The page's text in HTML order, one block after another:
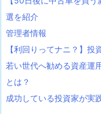
選を紹介
管理者情報
【利回りってナニ？】
若い世代へ勧める資産運
とは？
成功している投資家が実